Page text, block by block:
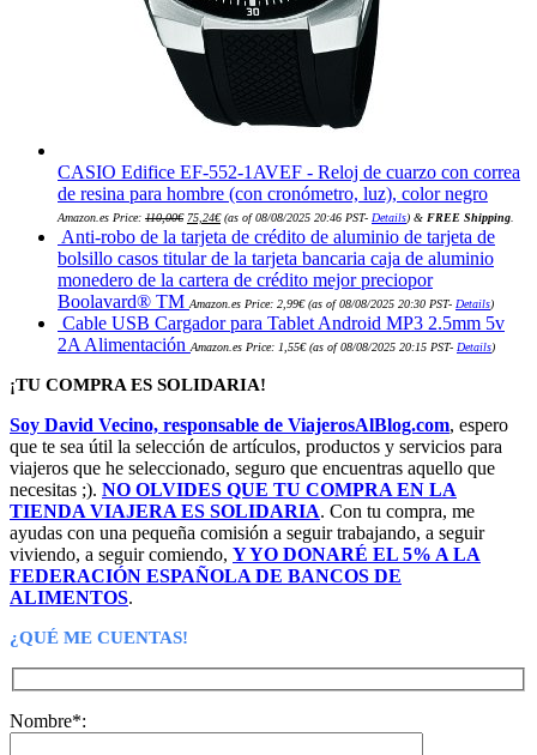
CASIO Edifice EF-552-1AVEF - Reloj de cuarzo con correa
de resina para hombre (con cronómetro, luz), color negro
Amazon.es Price: 110,00€ precio
original
era:
110,00€.
75,24€precio
actual
es:
75,24€.
(as of 08/08/2025 20:46 PST- Details) & FREE Shipping
Anti-robo de la tarjeta de crédito de aluminio de tarjeta de
bolsillo casos titular de la tarjeta bancaria caja de aluminio
monedero de la cartera de crédito mejor preciopor
Boolavard® TM Amazon.es Price: 2,99€(as of 08/08/2025 20:30 PST- Details)
Cable USB Cargador para Tablet Android MP3 2.5mm 5v
2A Alimentación Amazon.es Price: 1,55€(as of 08/08/2025 20:15 PST- Details)
¡TU COMPRA ES SOLIDARIA!
Soy David Vecino, responsable de ViajerosAlBlog.com, espero
que te sea útil la selección de artículos, productos y servicios para
viajeros que he seleccionado, seguro que encuentras aquello que
necesitas ;). NO OLVIDES QUE TU COMPRA EN LA
TIENDA VIAJERA ES SOLIDARIA. Con tu compra, me
ayudas con una pequeña comisión a seguir trabajando, a seguir
viviendo, a seguir comiendo, Y YO DONARÉ EL 5% A LA
FEDERACIÓN ESPAÑOLA DE BANCOS DE
ALIMENTOS.
¿QUÉ ME CUENTAS!
Nombre*: